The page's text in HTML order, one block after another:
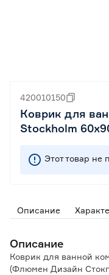
420010150
Коврик для
Stockholm
Этот товар не
Описание
Описание
Коврик для ванной
(Флюмен Дизайн